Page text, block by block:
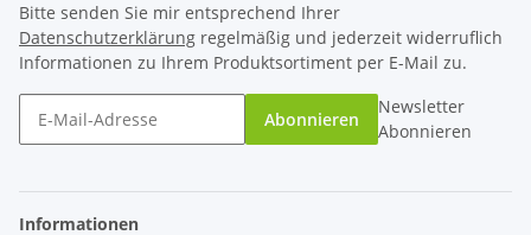
Bitte senden Sie mir entsprechend Ihrer
Datenschutzerklärung regelmäßig und jederzeit widerruflich
Informationen zu Ihrem Produktsortiment per E-Mail zu.
Abonnieren
Newsletter
Abonnieren
Informationen